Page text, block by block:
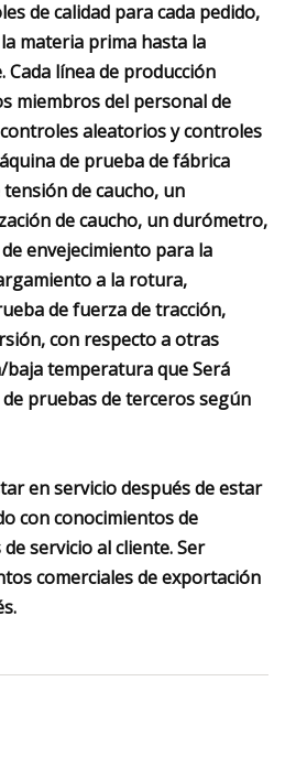
de calidad para cada pedido,
materia prima hasta la
Cada línea de producción
miembros del personal de
aleatorios y controles
de prueba de fábrica
de caucho, un
de caucho, un durómetro,
envejecimiento para la
a la rotura,
de fuerza de tracción,
con respecto a otras
temperatura que Será
pruebas de terceros según
en servicio después de estar
con conocimientos de
servicio al cliente. Ser
comerciales de exportación